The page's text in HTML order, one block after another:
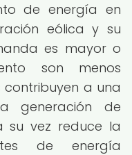
de energía en
eólica y su
es mayor o
son menos
contribuyen a una
generación de
su vez reduce la
de energía